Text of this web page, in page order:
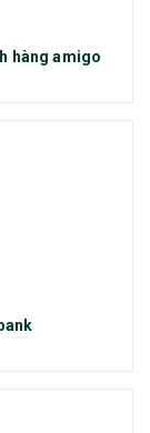
hàng amigo